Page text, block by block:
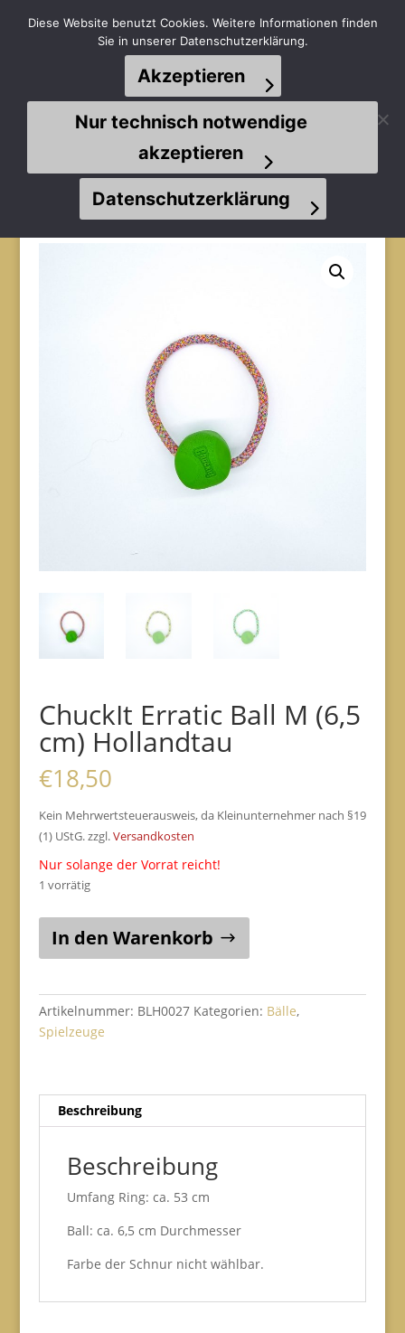
Seite wählen
Spielzeuge/Bälle/ ChuckIt Erratic Ball M (6,5
cm) Hollandtau
ChuckIt Erratic Ball M (6,5
cm) Hollandtau
€18,50
Kein Mehrwertsteuerausweis, da Kleinunternehmer nach §19
(1) UStG. zzgl.Versandkosten
Nur solange der Vorrat reicht!
1 vorrätig
Erratic
(6,5
cm)
In den Warenkorb
Artikelnummer: BLH0027 Kategorien: Bälle,
Spielzeuge
Beschreibung
Beschreibung
Umfang Ring: ca. 53 cm
Ball: ca. 6,5 cm Durchmesser
Farbe der Schnur nicht wählbar.
Diese Website benutzt Cookies. Weitere Informationen finden
Sie in unserer Datenschutzerklärung.
Akzeptieren
Nur technisch notwendige
akzeptieren
Datenschutzerklärung